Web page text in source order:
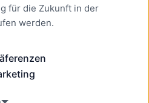
für die Zukunft in der
werden.